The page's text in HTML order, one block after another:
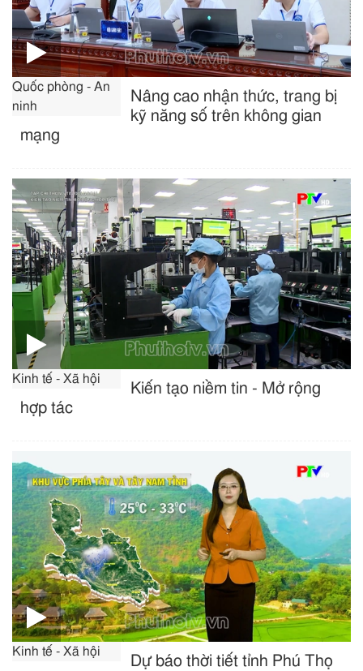
Quốc phòng - An
ninh
Nâng cao nhận thức, trang bị
kỹ năng số trên không gian
mạng
Kinh tế - Xã hội
Kiến tạo niềm tin - Mở rộng
hợp tác
Kinh tế - Xã hội
Dự báo thời tiết tỉnh Phú Thọ